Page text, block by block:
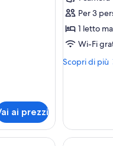
ai prezzi
Tripla
Superior,
balcone
Per 3
1 letto
Wi-Fi
Scopri di più
Altri
piuma, minibar
edificio separato | Biancheria
Apri